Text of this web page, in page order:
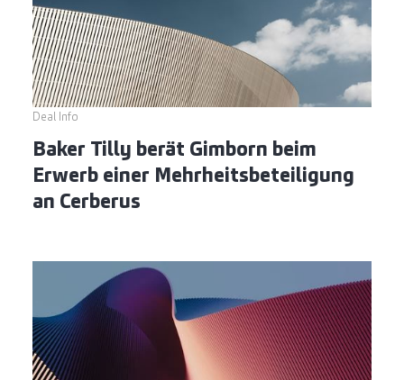
Deal Info
Baker Tilly berät Gimborn beim
Erwerb einer Mehrheitsbeteiligung
an Cerberus